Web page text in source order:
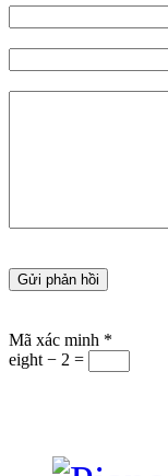
Mã xác minh *
eight − 2 =